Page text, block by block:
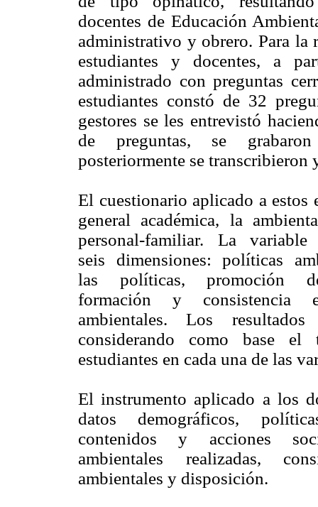
docentes de Educación
administrativo y obrero. Para la
estudiantes y docentes, a
administrado con preguntas
estudiantes constó de 32
gestores se les entrevistó
de preguntas, se grabaron
posteriormente se transcribieron
El cuestionario aplicado a estos
general académica, la
personal-familiar. La
seis dimensiones: políticas
las políticas, promoción
formación y consistencia
ambientales. Los
considerando como base
estudiantes en cada una de las
El instrumento aplicado a los
datos demográficos,
contenidos y acciones
ambientales realizadas,
ambientales y disposición.